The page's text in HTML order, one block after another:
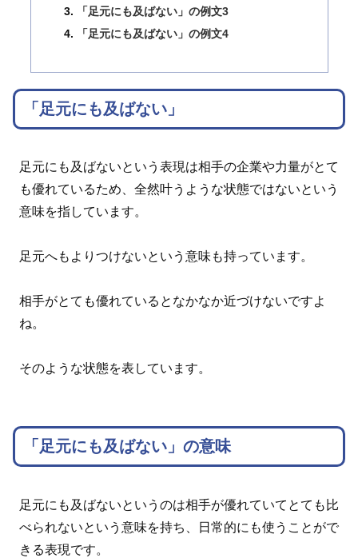
「足元にも及ばない」の例文3
「足元にも及ばない」の例文4
「足元にも及ばない」
足元にも及ばないという表現は相手の企業や力量がとて
も優れているため、全然叶うような状態ではないという
意味を指しています。
足元へもよりつけないという意味も持っています。
相手がとても優れているとなかなか近づけないですよ
ね。
そのような状態を表しています。
「足元にも及ばない」の意味
足元にも及ばないというのは相手が優れていてとても比
べられないという意味を持ち、日常的にも使うことがで
きる表現です。